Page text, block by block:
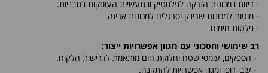
- דיזות במכונות הזרקה לפלסטיק ובתעשיות העוסקות בתבניות.
- מוטות למכונות שרינק וסרגלים למכונות אריזה.
- פלטות חימום.
רב שימושי וחסכוני עם מגוון אפשרויות ייצור:
- הספקים, עומסי שטח וחלוקת חום מותאמת לדרישות הלקוח.
- עובי דופן ומגוון אפשרויות להתקנה.